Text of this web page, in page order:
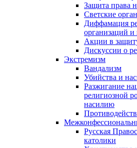
Защита права
Светские
Диффамация
организаций
Акции в
Дискуссии о
Экстремизм
Вандализм
Убийства и
Разжигание
религиозной
насилию
Русская
католики